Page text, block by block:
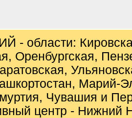
- области:
Оренбургская,
Марий-
Чувашия и
центр - Нижний